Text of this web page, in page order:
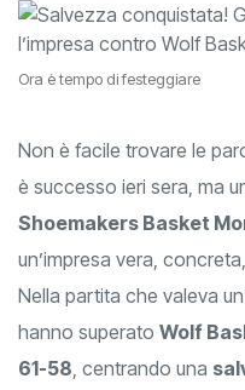
Ora è tempo di festeggiare
Non è facile trovare le
è successo ieri sera, ma
Shoemakers Basket
un’impresa vera,
Nella partita che valeva
hanno superato Wolf
61-58 , centrando una